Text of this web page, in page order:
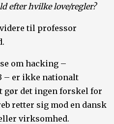
efter hvilke love/regler?
til professor
om hacking –
– er ikke nationalt
gør det ingen forskel for
retter sig mod en dansk
virksomhed.